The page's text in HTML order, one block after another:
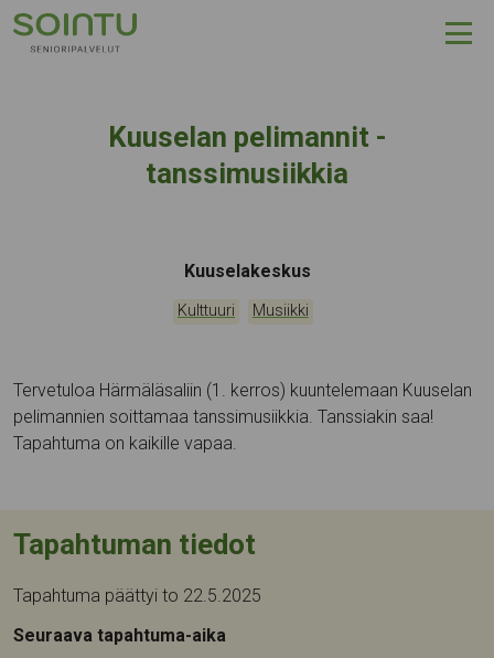
Hyppää sisältöön
Kuuselan pelimannit -
tanssimusiikkia
Tapahtumapaikka:
Kuuselakeskus
Kategoriat:
Kulttuuri Musiikki
Tervetuloa Härmäläsaliin (1. kerros) kuuntelemaan Kuuselan
pelimannien soittamaa tanssimusiikkia. Tanssiakin saa!
Tapahtuma on kaikille vapaa.
Tapahtuman tiedot
Tapahtuma päättyi to 22.5.2025
Seuraava tapahtuma-aika